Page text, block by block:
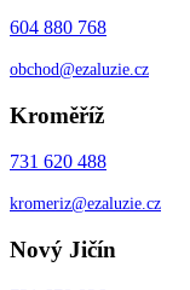
604 880 768
obchod@ezaluzie.cz
Kroměříž
731 620 488
kromeriz@ezaluzie.cz
Nový Jičín